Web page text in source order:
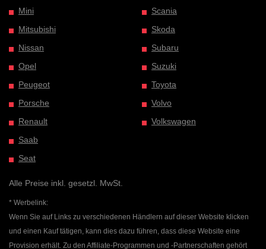
Mini
Mitsubishi
Nissan
Opel
Peugeot
Porsche
Renault
Saab
Seat
Scania
Skoda
Subaru
Suzuki
Toyota
Volvo
Volkswagen
Alle Preise inkl. gesetzl. MwSt.
* Werbelink:
Wenn Sie auf Links zu verschiedenen Händlern auf dieser Website klicken
und einen Kauf tätigen, kann dies dazu führen, dass diese Website eine
Provision erhält. Zu den Affiliate-Programmen und -Partnerschaften gehört